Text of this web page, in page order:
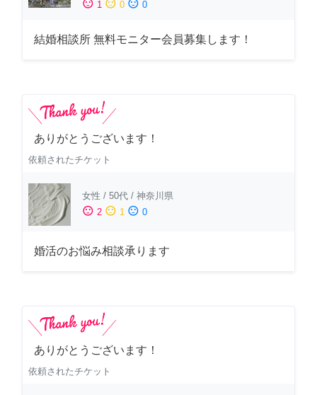
sentiment_satisfied 1 sentiment_neutral 0 sentiment_dissatisfied 0
結婚相談所 無料モニター会員募集します！
ありがとうございます！
依頼されたチケット
女性 / 50代 / 神奈川県
sentiment_satisfied 2 sentiment_neutral 1 sentiment_dissatisfied 0
婚活のお悩み相談承ります
ありがとうございます！
依頼されたチケット